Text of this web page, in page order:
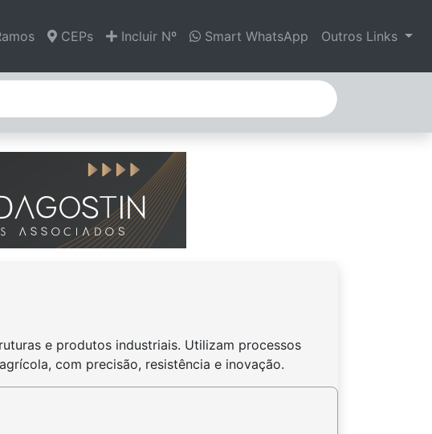
CEPs Incluir Nº Smart WhatsApp Outros Links
e produtos industriais. Utilizam processos
com precisão, resistência e inovação.